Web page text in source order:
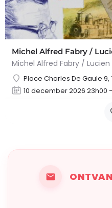
Michel Alfred Fabry /
Place Charles De Gaule
10 december 2026 23h00